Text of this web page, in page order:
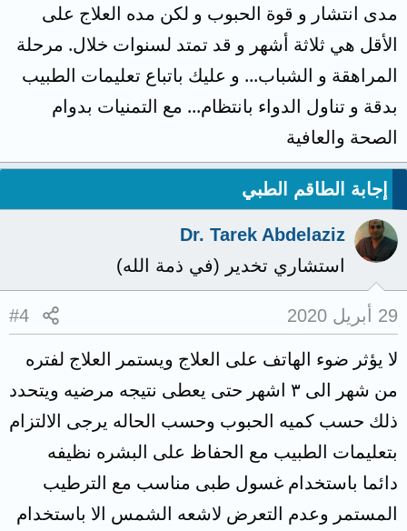
مدى انتشار و قوة الحبوب و لكن مده العلاج على
الأقل هي ثلاثة أشهر و قد تمتد لسنوات خلال. مرحلة
المراهقة و الشباب... و عليك باتباع تعليمات الطبيب
بدقة و تناول الدواء بانتظام... مع التمنيات بدوام
الصحة والعافية
إجابة الطاقم الطبي
Dr. Tarek Abdelaziz
استشاري تخدير (في ذمة الله)
29 أبريل 2020 #4
لا يؤثر ضوء الهاتف على العلاج ويستمر العلاج لفتره
من شهر الى ٣ اشهر حتى يعطى نتيجه مرضيه ويتحدد
ذلك حسب كميه الحبوب وحسب الحاله يرجى الالتزام
بتعليمات الطبيب مع الحفاظ على البشره نظيفه
دائما باستخدام غسول طبى مناسب مع الترطيب
المستمر وعدم التعرض لاشعه الشمس الا باستخدام